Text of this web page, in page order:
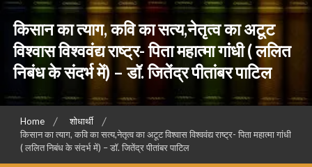
किसान का त्याग, कवि का सत्य,नेतृत्व का अटूट
विश्वास विश्ववंद्य राष्ट्र- पिता महात्मा गांधी ( ललित
निबंध के संदर्भ में) – डॉ. जितेंद्र पीतांबर पाटिल
Home
शोधार्थी
किसान का त्याग, कवि का सत्य,नेतृत्व का अटूट विश्वास विश्ववंद्य राष्ट्र- पिता महात्मा गांधी
( ललित निबंध के संदर्भ में) – डॉ. जितेंद्र पीतांबर पाटिल